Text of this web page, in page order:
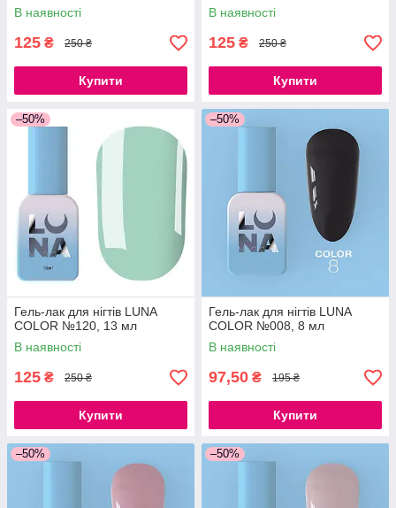
В наявності
125 ₴ 250 ₴
Купити
В наявності
125 ₴ 250 ₴
Купити
–50%
Гель-лак для нігтів LUNA
COLOR №120, 13 мл
В наявності
125 ₴ 250 ₴
Купити
–50%
Гель-лак для нігтів LUNA
COLOR №008, 8 мл
В наявності
97,50 ₴ 195 ₴
Купити
–50% –50%